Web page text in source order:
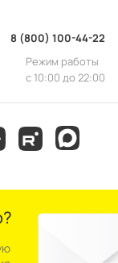
8 (800) 100-44-22
Режим работы
с 10:00 до 22:00